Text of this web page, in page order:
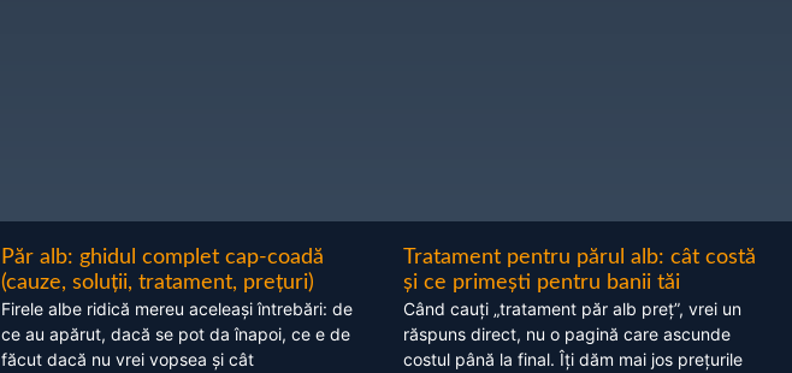
Păr alb: ghidul complet cap-coadă
(cauze, soluții, tratament, prețuri)
Firele albe ridică mereu aceleași întrebări: de
ce au apărut, dacă se pot da înapoi, ce e de
făcut dacă nu vrei vopsea și cât
Tratament pentru părul alb: cât costă
și ce primești pentru banii tăi
Când cauți „tratament păr alb preț”, vrei un
răspuns direct, nu o pagină care ascunde
costul până la final. Îți dăm mai jos prețurile